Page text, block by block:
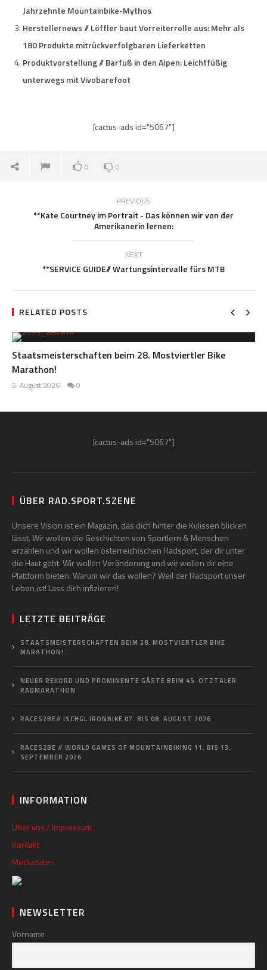
Jahrzehnte Mountainbike-Mythos
Herstellernews // Löffler baut Vorreiterrolle aus: Mehr als
180 Produkte mitrückverfolgbaren Lieferketten
Produktvorstellung // Barfuß in den Alpen: Leichtfüßig
unterwegs mit Vivobarefoot
[cactus-ads id="5067"]
0 0
PREVIOUS
**Kate Courtney im Portrait - Das können wir von der
Amerikanerin lernen:
NEXT
**SERVICE GUIDE// Wartungsintervalle fürs MTB
RELATED POSTS
Staatsmeisterschaften beim 28. Mostviertler Bike
Marathon!
5. August 2026 0
[cactus-ads id="5067"]
ÜBER RAD.SPORT.SZENE
Unsere Vision ist ein Magazin, das dich hinter die Kulissen blicken
lässt. Wir wollen die Geschichten von Sportlern & Menschen
erzählen und wir wollen österreichischen Radsport, der dir unter
die Haut geht. Wir wollen Veränderung und wir wollen dir eine
Plattform bieten. Warum wir das wollen? Weil der Radsport unser
Leben ist! Lass dich infizieren!
LETZTE BEITRÄGE
STAATSMEISTERSCHAFTEN BEIM 28. MOSTVIERTLER BIKE
MARATHON!
NEUER REKORD UND PROMINENTE GÄSTE BEIM 45. ÖTZTALER
RADMARATHON
RACES2BE// ISCHGL IRONBIKE 07. BIS 08. AUGUST 2026
RACES2BE // WORLD GAMES OF MOUNTAINBIKING 11. BIS 13.
SEPTEMBER 2026
INFORMATION
Über uns / Impressum
Kontakt
Mediadaten
NEWSLETTER
Vorname